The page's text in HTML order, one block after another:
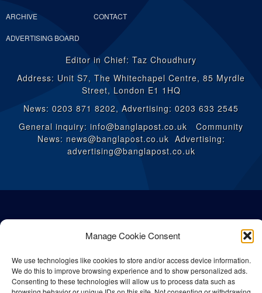
Manage Cookie Consent
We use technologies like cookies to store and/or access device information.
We do this to improve browsing experience and to show personalized ads.
Consenting to these technologies will allow us to process data such as
ARCHIVE CONTACT
ADVERTISING BOARD
Editor in Chief: Taz Choudhury
Address: Unit S7, The Whitechapel Centre, 85 Myrdle
Street, London E1 1HQ
News: 0203 871 8202, Advertising: 0203 633 2545
General inquiry: info@banglapost.co.uk Community
News: news@banglapost.co.uk Advertising:
advertising@banglapost.co.uk